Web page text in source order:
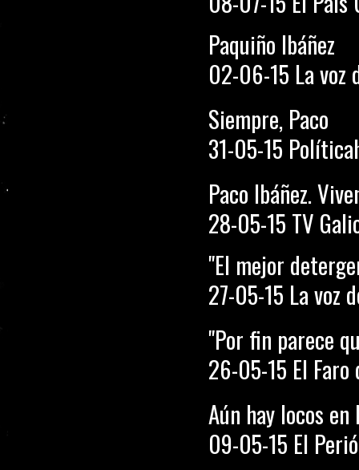
Paquiño Ibáñez
02-06-15 La voz
Siempre, Paco
31-05-15
Paco Ibáñez.
28-05-15 TV
"El mejor
27-05-15 La voz
"Por fin parece
26-05-15 El
Aún hay locos en
09-05-15 El